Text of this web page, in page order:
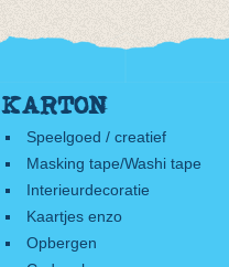
KARTON
Speelgoed / creatief
Masking tape/Washi tape
Interieurdecoratie
Kaartjes enzo
Opbergen